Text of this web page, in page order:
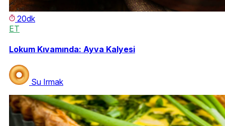
20dk
ET
Lokum Kıvamında: Ayva Kalyesi
Su Irmak